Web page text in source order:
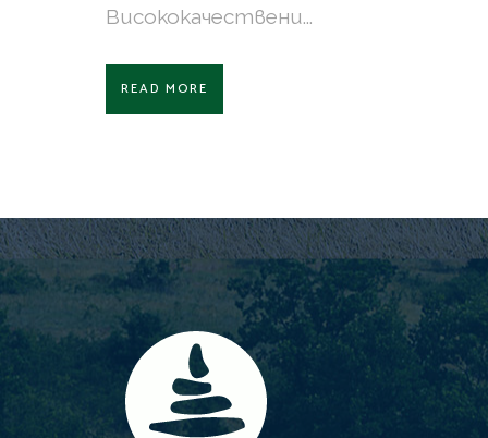
Висококачествени...
READ MORE